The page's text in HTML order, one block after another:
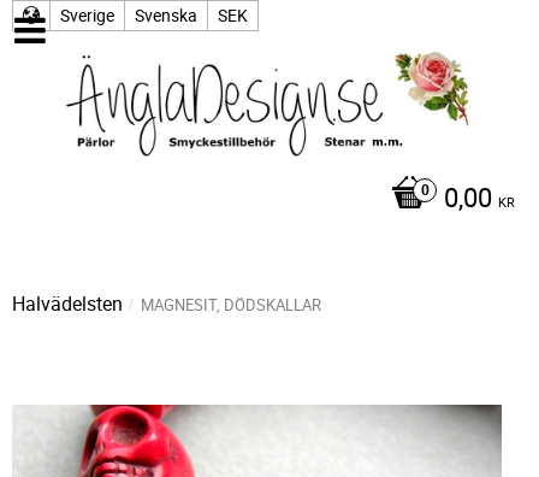
Sverige Svenska SEK
0,00 KR
Halvädelsten MAGNESIT, DÖDSKALLAR